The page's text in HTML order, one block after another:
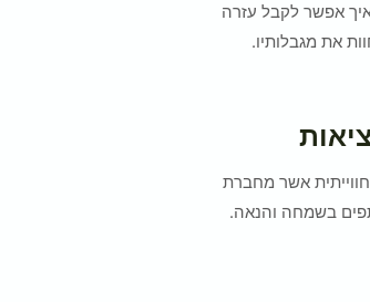
אפשר לקבל עזרה
את מגבלותיו.
אשר מחברת
בשמחה והנאה.